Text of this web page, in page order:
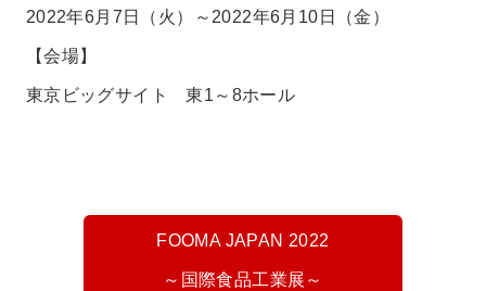
2022年6月7日（火）～2022年6月10日（金）
【会場】
東京ビッグサイト 東1～8ホール
FOOMA JAPAN 2022
～国際食品工業展～